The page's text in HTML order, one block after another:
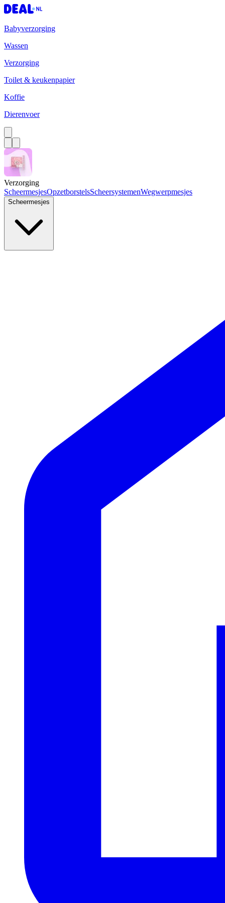
Babyverzorging
Wassen
Verzorging
Toilet & keukenpapier
Koffie
Dierenvoer
Verzorging
ScheermesjesOpzetborstelsScheersystemenWegwerpmesjes
Scheermesjes